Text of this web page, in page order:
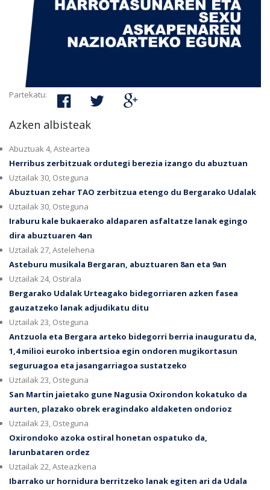
Partekatu:
Azken albisteak
Abuztuak 4, Asteartea
Herribus zerbitzuak ordutegi berezia izango du abuztuan
Uztailak 30, Osteguna
Abuztuan zehar TAO zerbitzua etengo du Bergarako Udalak
Uztailak 30, Osteguna
Iraburu kale bukaerako aldaparen asfaltatze lanak egingo
dira abuztuaren 4an
Uztailak 27, Astelehena
Asteburu musikala Bergaran, abuztuaren 8an eta 9an
Uztailak 24, Ostirala
Bergarako Udalak Urteagako bidegorriaren azken fasea
gauzatzeko lanak adjudikatu ditu
Uztailak 23, Osteguna
Antzuola eta Bergara arteko bidegorri berria inauguratu da,
1,4 milioi euroko inbertsioa egin ondoren mugikortasun
seguruagoa eta jasangarriagoa sustatzeko
Uztailak 23, Osteguna
San Martin jaietako gune Nagusia Oxirondon kokatuko da
aurten, plazako obrek eragindako aldaketen ondorioz
Uztailak 23, Osteguna
Oxirondoko azoka ostiral honetan ospatuko da,
larunbataren ordez
Uztailak 22, Asteazkena
Ibarrako ur hornidura berritzeko lanak egiten ari da Udala